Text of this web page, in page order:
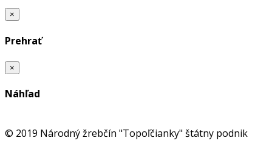
×
Prehrať
×
Náhľad
© 2019 Národný žrebčín "Topoľčianky" štátny podnik